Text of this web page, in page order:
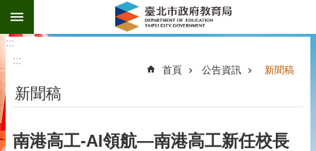
跳到主要內容區塊
:::
:::
首頁 公告資訊 新聞稿
新聞稿
南港高工-AI領航—南港高工新任校長